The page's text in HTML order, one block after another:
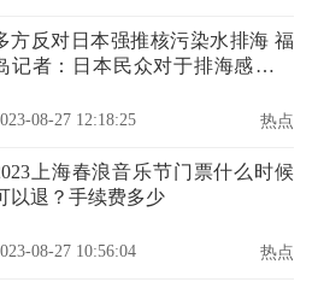
方反对日本强推核污染水排海 福
记者：日本民众对于排海感到愤
08-27 12:18:25 热点
上海春浪音乐节门票什么时候
以退？手续费多少
08-27 10:56:04 热点